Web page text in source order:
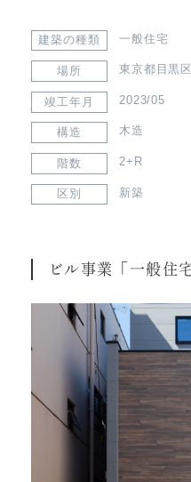
建築の種類 一般住宅
場所 東京都目黒
竣工年月 2023/05
構造 木造
階数 2+R
区別 新築
ビル事業「一般住